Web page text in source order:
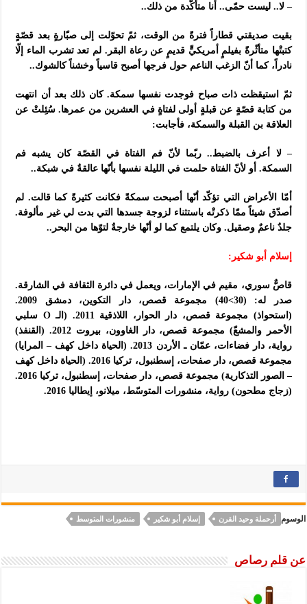
– لا.. ليست حمّى.. أنا متأكّدة من ذلك..
بقيت صديقتي قطاراً فترةً من الوقت، ثمّ تحوّلت إلى صبّارةٍ بعد قصّةٍ
كتبتْها متأثّرةً بفيلمٍ أمريكيٍّ قديمٍ عن رعاة البقر. لم تعد تشرب الماء إلّا
نادراً، كما أنّ الزغب الناعم حول فرجها أصبح قاسياً وخشناً كالشوك..
ثمّ استيقظت ذات صباح فوجدت نفسها سمكة. كان ذلك بعد أن انتهت
من كتابة قصّةٍ عن قبلةٍ أولى لفتاةٍ في العشرين من عمرها. سُئِلتْ عن
العلاقة بن القبلة والسمكة، فأجابت:
– لا أعرف بالضبط.. ربّما لأنّ فم الفتاة في القصّة كان يشبه فم
السمكة. أو لأنّ الفتاة حلمت في الليلة نفسها بأنّها عالقةٌ في شبكة..
أمّا الأعراض التي تؤكّد أنّها أصبحت سمكةً فكانت كثيرةً كما قالت. لم
أصدّق شيئاً ممّا ذكرتْه باستثناء لزوجة جسدها التي بدت لي غير مألوفة.
جلدٌ ناعمٌ وصقيل. وكان يلتمع كما لو أنّها خارجةٌ لتوّها من البحر..
إسلام أبو شكير:
قاصٌّ سوري، مقيم في الإمارات، ويعمل في دائرة الثقافة في الشارقة.
صدر له: (30>40) مجموعة قصص، دار التكوين، دمشق 2009.
(استحواذ) مجموعة قصص، دار الحوار، اللاذقية 2011. (الـ O سلبي
الأحمر والمشعّ) مجموعة قصص، دار الغاوون، بيروت 2012. (القنفذ)
رواية، دار فضاءات، عمّان ـ الأردن 2013. (الحياة داخل كهف – المرايا)
مجموعة قصص، دار صفحات، إسطنبول، تركيا 2016. (الحياة داخل كهف
– الصور التذكارية) مجموعة قصص، دار صفحات، إسطنبول، تركيا 2016.
(زجاج مطحون) رواية، منشورات المتوسّط، ميلانو، إيطاليا 2016.
الوسوم أرحملة وحيد القرن إسلام أبو شكير منشورات المتوسط
عن قلم رصاص